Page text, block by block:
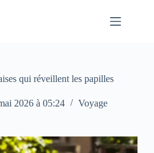
qui réveillent les papilles
2026 à 05:24 Voyage